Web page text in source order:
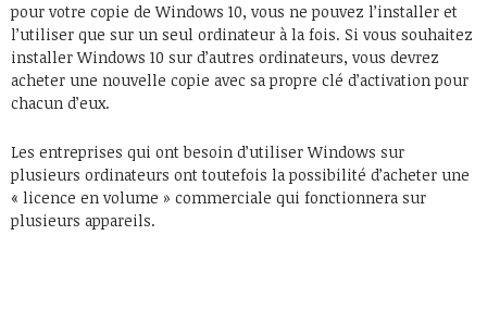
pour votre copie de Windows 10, vous ne pouvez l’installer et
l’utiliser que sur un seul ordinateur à la fois. Si vous souhaitez
installer Windows 10 sur d’autres ordinateurs, vous devrez
acheter une nouvelle copie avec sa propre clé d’activation pour
chacun d’eux.
Les entreprises qui ont besoin d’utiliser Windows sur
plusieurs ordinateurs ont toutefois la possibilité d’acheter une
« licence en volume » commerciale qui fonctionnera sur
plusieurs appareils.